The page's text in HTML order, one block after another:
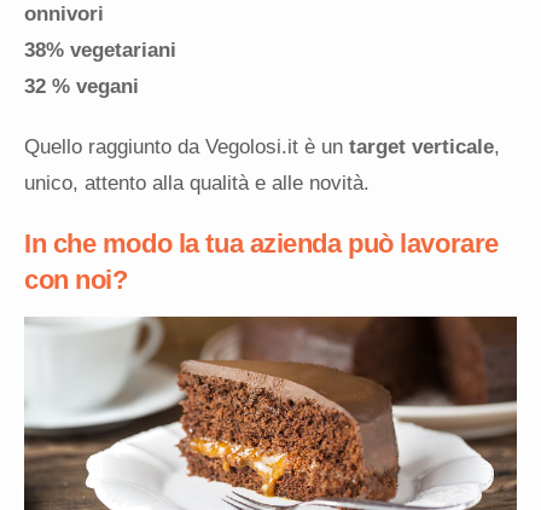
onnivori
38% vegetariani
32 % vegani
Quello raggiunto da Vegolosi.it è un target verticale,
unico, attento alla qualità e alle novità.
In che modo la tua azienda può lavorare
con noi?